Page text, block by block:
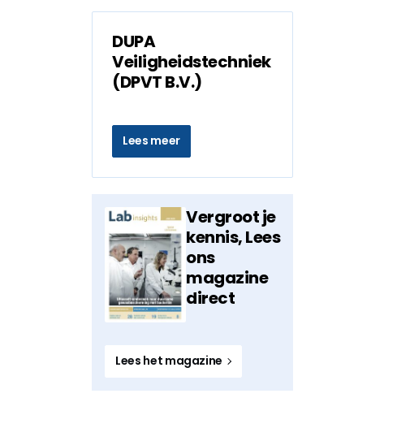
DUPA
Veiligheidstechniek
(DPVT B.V.)
Lees meer
Vergroot je
kennis, Lees
ons
magazine
direct
Lees het magazine